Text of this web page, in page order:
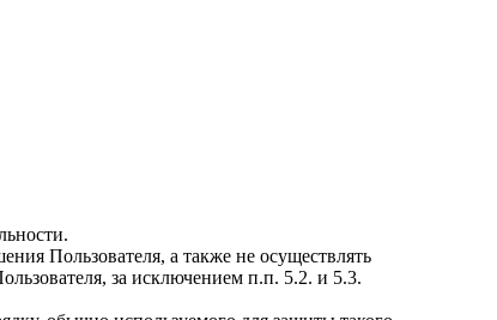
Пользователя, а также не осуществлять
за исключением п.п. 5.2. и 5.3.